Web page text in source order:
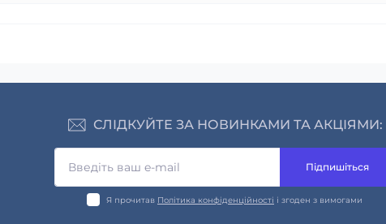
СЛІДКУЙТЕ ЗА НОВИНКАМИ ТА АКЦІЯМИ:
Підпишіться
Я прочитав Політика конфіденційності і згоден з вимогами